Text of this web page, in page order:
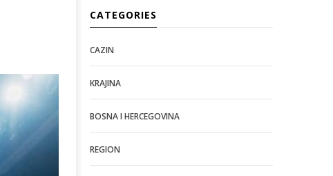
CATEGORIES
CAZIN
KRAJINA
BOSNA I HERCEGOVINA
REGION